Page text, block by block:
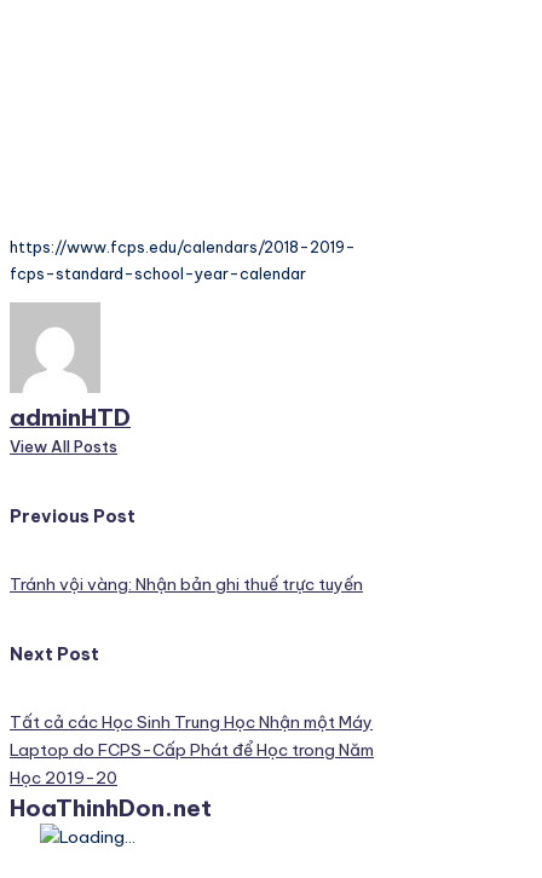
https://www.fcps.edu/calendars/2018-2019-
fcps-standard-school-year-calendar
adminHTD
View All Posts
Post
navigation
Previous Post
Tránh vội vàng: Nhận bản ghi thuế trực tuyến
Next Post
Tất cả các Học Sinh Trung Học Nhận một Máy
Laptop do FCPS-Cấp Phát để Học trong Năm
Học 2019-20
HoaThinhDon.net